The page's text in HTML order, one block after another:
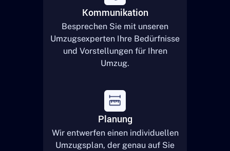
Kommunikation
Besprechen Sie mit unseren
Umzugsexperten Ihre Bedürfnisse
und Vorstellungen für Ihren
Umzug.
Planung
Wir entwerfen einen individuellen
Umzugsplan, der genau auf Sie